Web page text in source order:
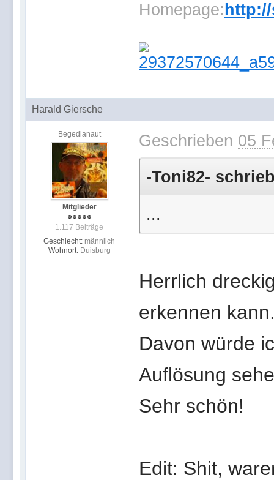
Homepage:
Harald Giersche
Begedianaut
Mitglieder
1.117 Beiträge
Geschlecht: männlich
Wohnort: Duisburg
Geschrieben 05
-Toni82-
...
Herrlich
erkennen
Davon würde
Auflösung
Sehr schön!
Edit: Shit,